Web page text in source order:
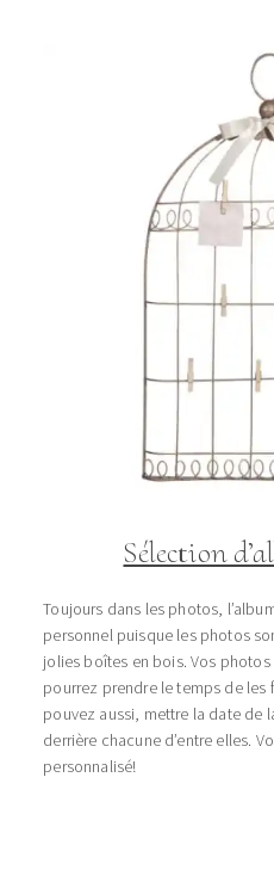
Sélection
Toujours dans les photos,
personnel puisque les photos
jolies boîtes en bois. Vos
pourrez prendre le temps de les
pouvez aussi, mettre la date de
derrière chacune d’entre elles.
personnalisé!